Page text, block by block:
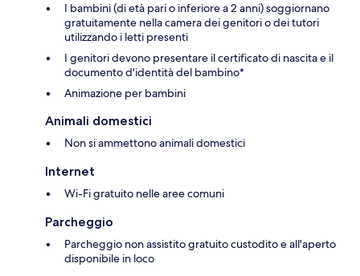
I bambini (di età pari o inferiore a 2 anni) soggiornano
gratuitamente nella camera dei genitori o dei tutori
utilizzando i letti presenti
I genitori devono presentare il certificato di nascita e il
documento d'identità del bambino*
Animazione per bambini
Animali domestici
Non si ammettono animali domestici
Internet
Wi-Fi gratuito nelle aree comuni
Parcheggio
Parcheggio non assistito gratuito custodito e all'aperto
disponibile in loco